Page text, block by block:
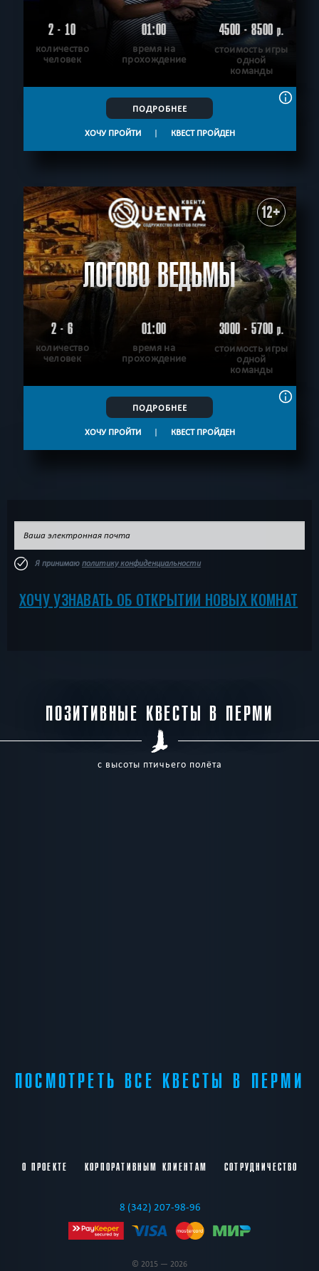
2 - 10
количество
человек
01:00
время на
прохождение
4500 - 8500р.
стоимость игры
одной
команды
ПОДРОБНЕЕ
ХОЧУ ПРОЙТИ | КВЕСТ ПРОЙДЕН
12+
ЛОГОВО ВЕДЬМЫ
2 - 6
количество
человек
01:00
время на
прохождение
3000 - 5700р.
стоимость игры
одной
команды
ПОДРОБНЕЕ
ХОЧУ ПРОЙТИ | КВЕСТ ПРОЙДЕН
Я принимаю политику конфиденциальности
ХОЧУ УЗНАВАТЬ ОБ ОТКРЫТИИ НОВЫХ КОМНАТ
ПОЗИТИВНЫЕ КВЕСТЫ В ПЕРМИ
с высоты птичьего полёта
ПОСМОТРЕТЬ ВСЕ КВЕСТЫ В ПЕРМИ
О ПРОЕКТЕ КОРПОРАТИВНЫМ КЛИЕНТАМ СОТРУДНИЧЕСТВО
8 (342) 207-98-96
© 2015 — 2026